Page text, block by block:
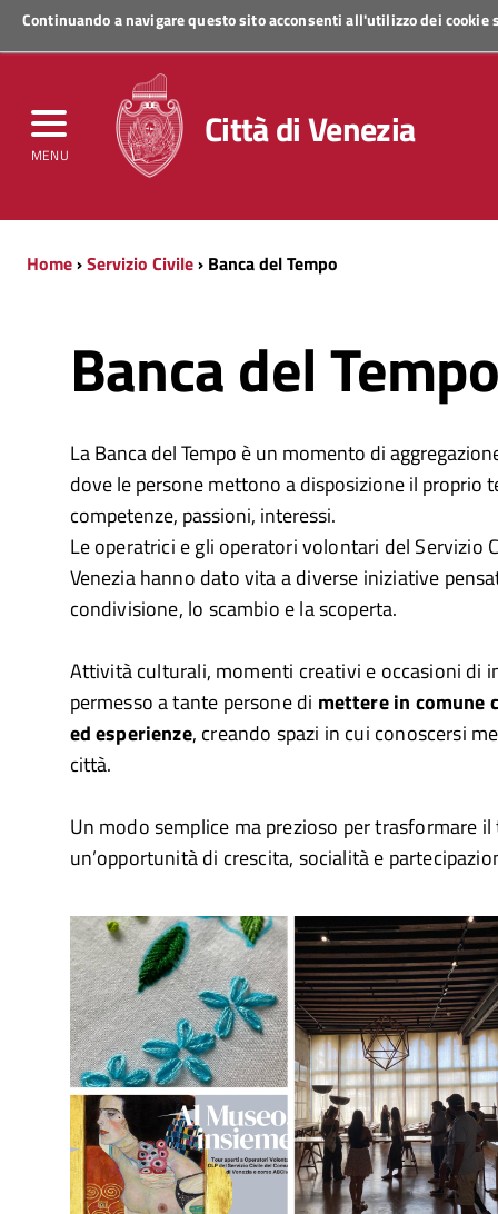
Continuando a navigare questo sito acconsenti all'utilizzo dei
MENU
Regione Veneto
Città di Venezia
Home›Servizio Civile› Banca del Tempo
Banca del Tempo
La Banca del Tempo è un momento di
dove le persone mettono a disposizione il proprio
competenze, passioni, interessi.
Le operatrici e gli operatori volontari del Servizio
Venezia hanno dato vita a diverse iniziative
condivisione, lo scambio e la scoperta.
Attività culturali, momenti creativi e occasioni di
permesso a tante persone di mettere in comune
ed esperienze, creando spazi in cui conoscersi
città.
Un modo semplice ma prezioso per trasformare
un’opportunità di crescita, socialità e